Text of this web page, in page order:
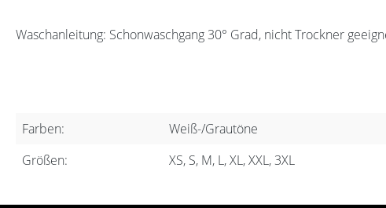
Waschanleitung: Schonwaschgang 30° Grad, nicht Trockner
Farben:
Weiß-/Grautöne
Größen:
XS, S, M, L, XL, XXL, 3XL